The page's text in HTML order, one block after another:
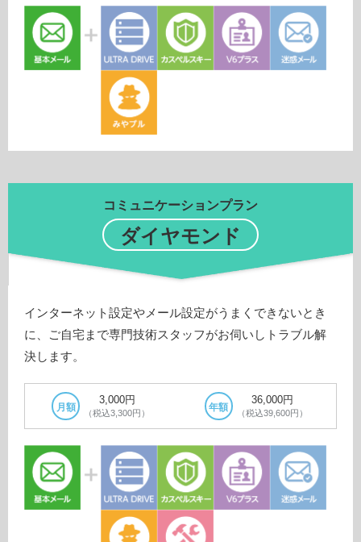
コミュニケーションプラン
ダイヤモンド
インターネット設定やメール設定がうまくできないとき
に、ご自宅まで専門技術スタッフがお伺いしトラブル解
決します。
月額
3,000円
（税込3,300円） 年額
36,000円
（税込39,600円）